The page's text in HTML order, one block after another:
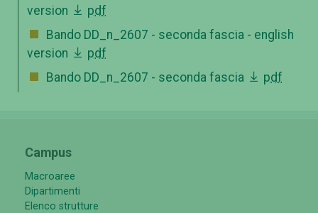
version
pdf
Bando DD_n_2607 - seconda fascia - english
version
pdf
Bando DD_n_2607 - seconda fascia
pdf
Campus
Macroaree
Dipartimenti
Elenco strutture